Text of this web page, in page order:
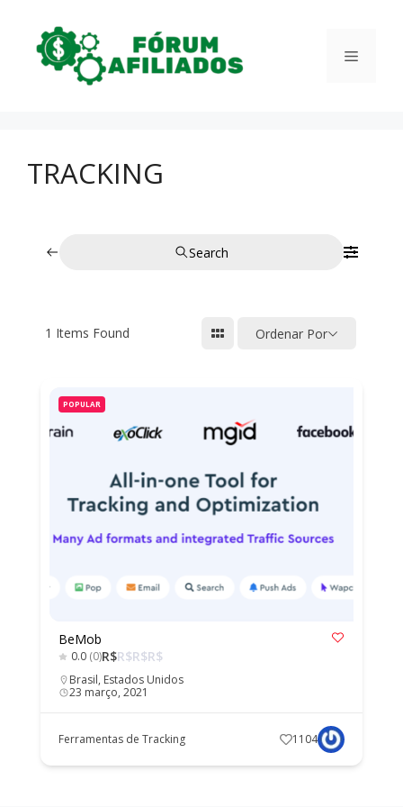
Menu
TRACKING
Search
1 Items Found Ordenar Por
POPULAR
BeMob
0.0 (0)R$R$R$R$
Brasil, Estados Unidos
23 março, 2021
Ferramentas de Tracking 1104